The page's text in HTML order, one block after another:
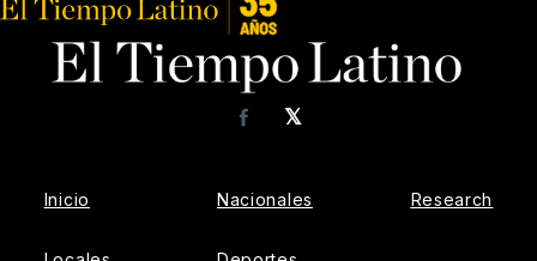
𝕏
Facebook
Inicio Nacionales Research